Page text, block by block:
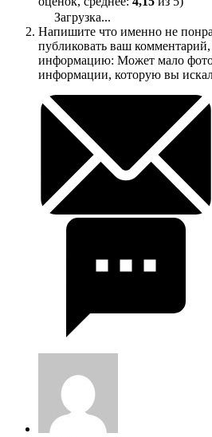
Загрузка...
Напишите что именно не
публиковать ваш
информацию: Может мало
информации, которую вы